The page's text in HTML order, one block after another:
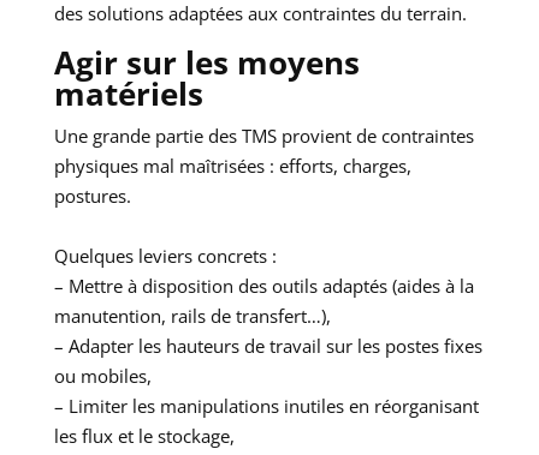
des solutions adaptées aux contraintes du terrain.
Agir sur les moyens
matériels
Une grande partie des TMS provient de contraintes
physiques mal maîtrisées : efforts, charges,
postures.
Quelques leviers concrets :
– Mettre à disposition des outils adaptés (aides à la
manutention, rails de transfert…),
– Adapter les hauteurs de travail sur les postes fixes
ou mobiles,
– Limiter les manipulations inutiles en réorganisant
les flux et le stockage,